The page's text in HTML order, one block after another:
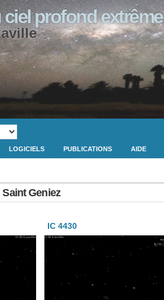
profond extrême
LOGICIELS PUBLICATIONS AIDE
Geniez
IC 4430